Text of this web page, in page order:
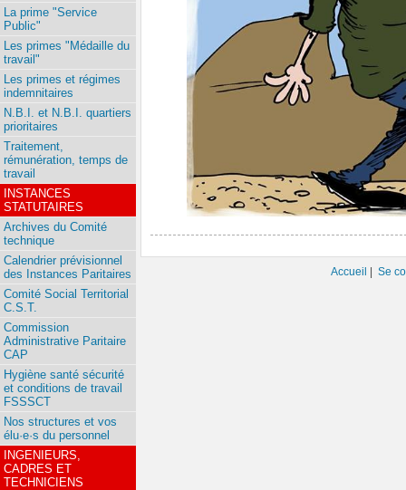
La prime "Service
Public"
Les primes "Médaille du
travail"
Les primes et régimes
indemnitaires
N.B.I. et N.B.I. quartiers
prioritaires
Traitement,
rémunération, temps de
travail
INSTANCES
STATUTAIRES
Archives du Comité
technique
Calendrier prévisionnel
des Instances Paritaires
Comité Social Territorial
C.S.T.
Commission
Administrative Paritaire
CAP
Hygiène santé sécurité
et conditions de travail
FSSSCT
Nos structures et vos
élu·e·s du personnel
INGENIEURS,
CADRES ET
TECHNICIENS
Accueil | Se